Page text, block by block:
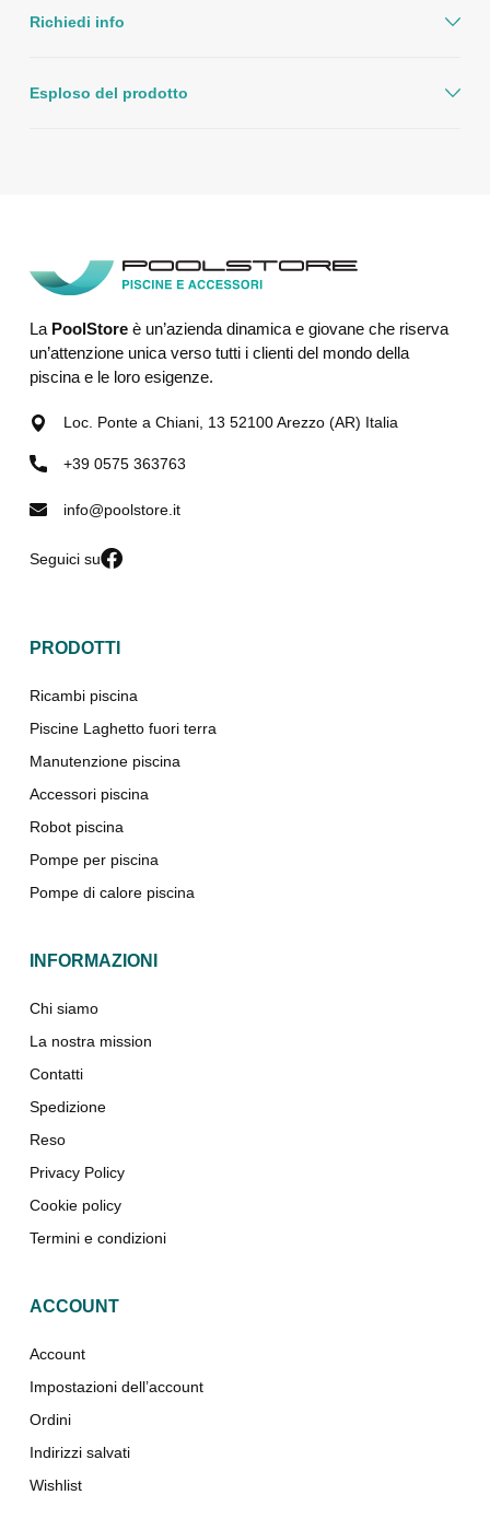
Richiedi info
Esploso del prodotto
La PoolStoreè un’azienda dinamica e giovane che riserva
un’attenzione unica verso tutti i clienti del mondo della
piscina e le loro esigenze.
Loc. Ponte a Chiani, 13 52100 Arezzo (AR) Italia
+39 0575 363763
info@poolstore.it
Seguici su
PRODOTTI
Ricambi piscina
Piscine Laghetto fuori terra
Manutenzione piscina
Accessori piscina
Robot piscina
Pompe per piscina
Pompe di calore piscina
INFORMAZIONI
Chi siamo
La nostra mission
Contatti
Spedizione
Reso
Privacy Policy
Cookie policy
Termini e condizioni
ACCOUNT
Account
Impostazioni dell’account
Ordini
Indirizzi salvati
Wishlist